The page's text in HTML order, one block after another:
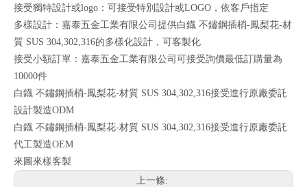
接受獨特設計或logo：可接受特別設計或LOGO，依客戶指定
多樣設計：嘉泰五金工業有限公司提供白鐡 不鏽鋼插梢-鳳梨花-材
質 SUS 304,302,316的多樣化設計，可客製化
接受小額訂單：嘉泰五金工業有限公司可接受詢價最低訂購量為
10000件
白鐡 不鏽鋼插梢-鳳梨花-材質 SUS 304,302,316接受進行原廠委託
設計製造ODM
白鐡 不鏽鋼插梢-鳳梨花-材質 SUS 304,302,316接受進行原廠委託
代工製造OEM
來圖來樣客製
上一條: